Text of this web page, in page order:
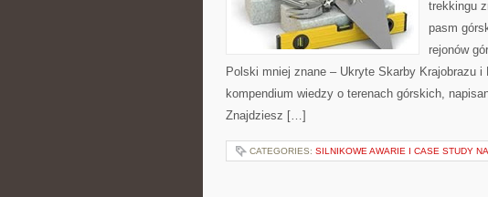
trekkingu
pasm
rejonów
Polski mniej znane – Ukryte Skarby Krajobrazu
kompendium wiedzy o terenach górskich,
Znajdziesz […]
CATEGORIES: SILNIKOWE AWARIE I CASE STUDY